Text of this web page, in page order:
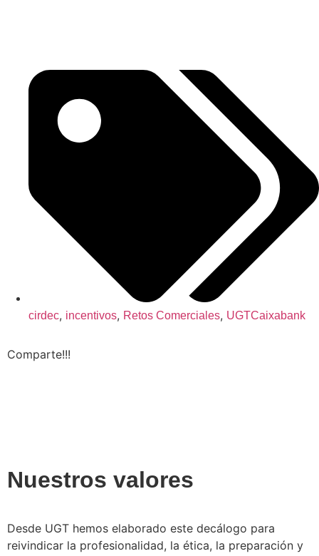
cirdec, incentivos, Retos Comerciales, UGTCaixabank
Comparte!!!
Nuestros valores
Desde UGT hemos elaborado este decálogo para
reivindicar la profesionalidad, la ética, la preparación y